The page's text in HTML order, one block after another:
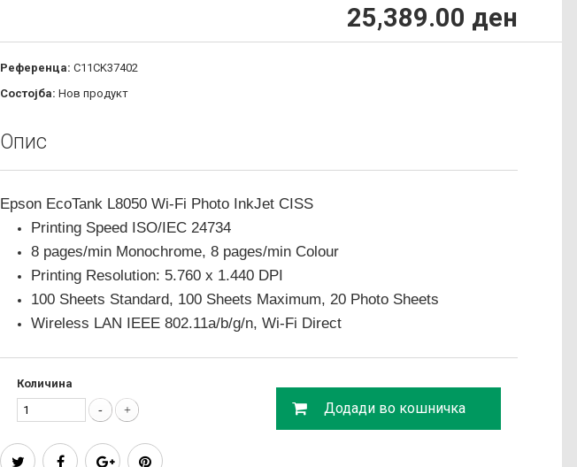
25,389.00 ден
Референца: C11CK37402
Состојба: Нов продукт
Опис
Epson EcoTank L8050 Wi-Fi Photo InkJet CISS
Printing Speed ISO/IEC 24734
8 pages/min Monochrome, 8 pages/min Colour
Printing Resolution: 5.760 x 1.440 DPI
100 Sheets Standard, 100 Sheets Maximum, 20 Photo Sheets
Wireless LAN IEEE 802.11a/b/g/n, Wi-Fi Direct
Количина
Додади во кошничка